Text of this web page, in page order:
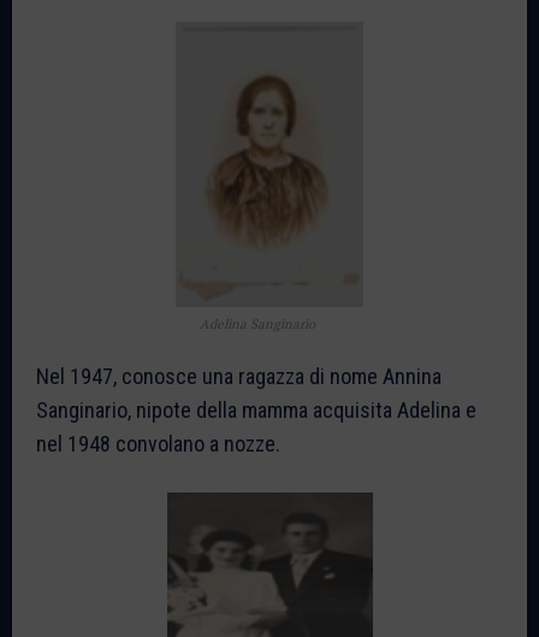
Adelina Sanginario
Nel 1947, conosce una ragazza di nome Annina
Sanginario, nipote della mamma acquisita Adelina e
nel 1948 convolano a nozze.